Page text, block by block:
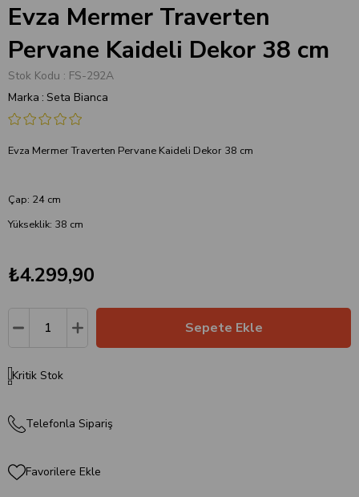
Evza Mermer Traverten
Pervane Kaideli Dekor 38 cm
Stok Kodu
FS-292A
Marka : Seta Bianca
Evza Mermer Traverten Pervane Kaideli Dekor 38 cm
Çap: 24 cm
Yükseklik: 38 cm
₺4.299,90
Kritik Stok
Telefonla Sipariş
Favorilere Ekle